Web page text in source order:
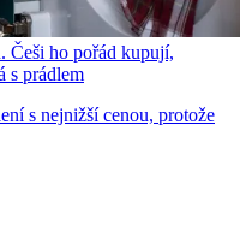
Češi ho pořád kupují,
s prádlem
s nejnižší cenou, protože